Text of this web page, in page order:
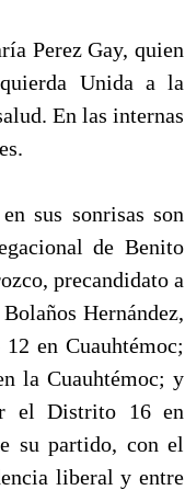
Perez Gay, quien
Unida a la
En las internas
sus sonrisas son
de Benito
precandidato a
Hernández,
en Cuauhtémoc;
la Cuauhtémoc; y
el Distrito 16 en
su partido, con el
liberal y entre